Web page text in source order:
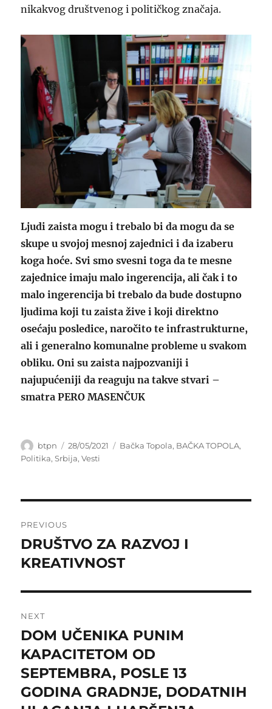
nikakvog društvenog i političkog značaja.
Ljudi zaista mogu i trebalo bi da mogu da se
skupe u svojoj mesnoj zajednici i da izaberu
koga hoće. Svi smo svesni toga da te mesne
zajednice imaju malo ingerencija, ali čak i to
malo ingerencija bi trebalo da bude dostupno
ljudima koji tu zaista žive i koji direktno
osećaju posledice, naročito te infrastrukturne,
ali i generalno komunalne probleme u svakom
obliku. Oni su zaista najpozvaniji i
najupućeniji da reaguju na takve stvari –
smatra PERO MASENČUK
Author
btpn
Posted
on
28/05/2021 Categories
Bačka Topola, BAČKA TOPOLA,
Politika,Srbija,Vesti
navigation
PREVIOUS
Previous
post:
DRUŠTVO ZA RAZVOJ I
KREATIVNOST
NEXT
Next
post:
DOM UČENIKA PUNIM
KAPACITETOM OD
SEPTEMBRA, POSLE 13
GODINA GRADNJE, DODATNIH